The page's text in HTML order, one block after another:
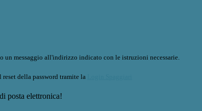
un messaggio all'indirizzo indicato con le istruzioni necessarie.
della password tramite la
posta elettronica!